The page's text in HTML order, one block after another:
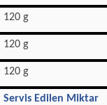
120 g
120 g
120 g
Servis Edilen Miktar